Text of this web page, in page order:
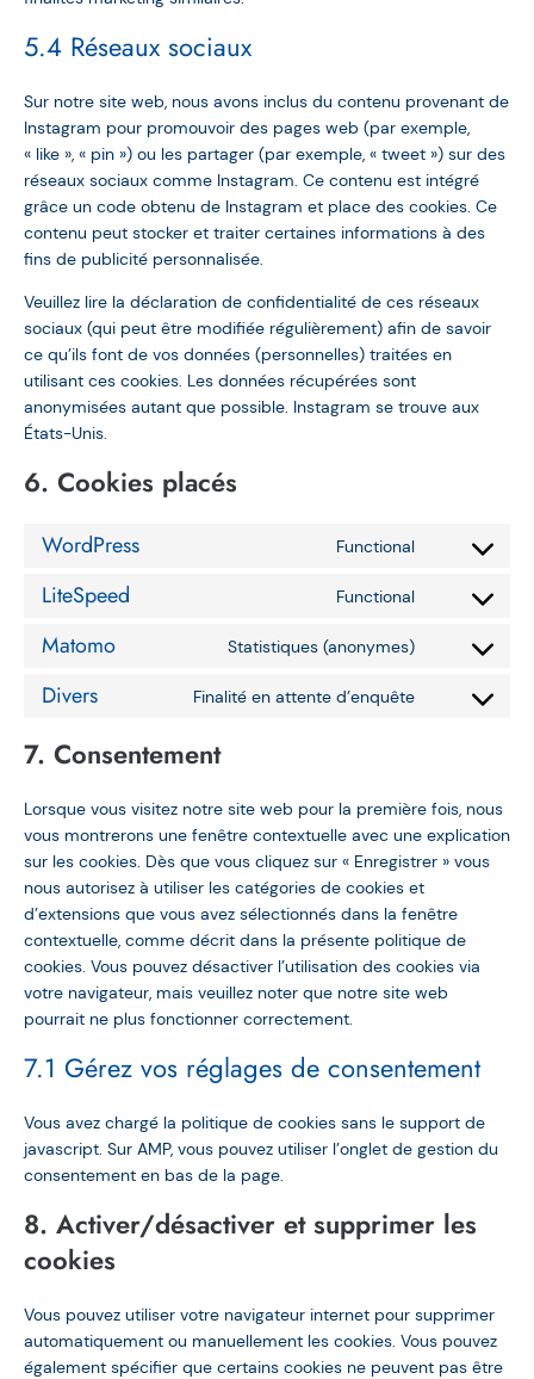
5.4 Réseaux sociaux
Sur notre site web, nous avons inclus du contenu provenant de
Instagram pour promouvoir des pages web (par exemple,
« like », « pin ») ou les partager (par exemple, « tweet ») sur des
réseaux sociaux comme Instagram. Ce contenu est intégré
grâce un code obtenu de Instagram et place des cookies. Ce
contenu peut stocker et traiter certaines informations à des
fins de publicité personnalisée.
Veuillez lire la déclaration de confidentialité de ces réseaux
sociaux (qui peut être modifiée régulièrement) afin de savoir
ce qu’ils font de vos données (personnelles) traitées en
utilisant ces cookies. Les données récupérées sont
anonymisées autant que possible. Instagram se trouve aux
États-Unis.
6. Cookies placés
WordPress FunctionalConsent to
LiteSpeed FunctionalConsent to
Matomo Statistiques (anonymes)Consent to
Divers Finalité en attente d’enquêteConsent to
7. Consentement
Lorsque vous visitez notre site web pour la première fois, nous
vous montrerons une fenêtre contextuelle avec une explication
sur les cookies. Dès que vous cliquez sur « Enregistrer » vous
nous autorisez à utiliser les catégories de cookies et
d’extensions que vous avez sélectionnés dans la fenêtre
contextuelle, comme décrit dans la présente politique de
cookies. Vous pouvez désactiver l’utilisation des cookies via
votre navigateur, mais veuillez noter que notre site web
pourrait ne plus fonctionner correctement.
7.1 Gérez vos réglages de consentement
Vous avez chargé la politique de cookies sans le support de
javascript. Sur AMP, vous pouvez utiliser l’onglet de gestion du
consentement en bas de la page.
8. Activer/désactiver et supprimer les
cookies
Vous pouvez utiliser votre navigateur internet pour supprimer
automatiquement ou manuellement les cookies. Vous pouvez
également spécifier que certains cookies ne peuvent pas être